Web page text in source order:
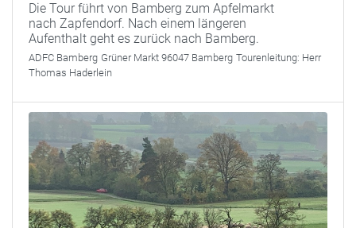
Die Tour führt von Bamberg zum Apfelmarkt
nach Zapfendorf. Nach einem längeren
Aufenthalt geht es zurück nach Bamberg.
ADFC Bamberg Grüner Markt 96047 Bamberg Tourenleitung: Herr
Thomas Haderlein